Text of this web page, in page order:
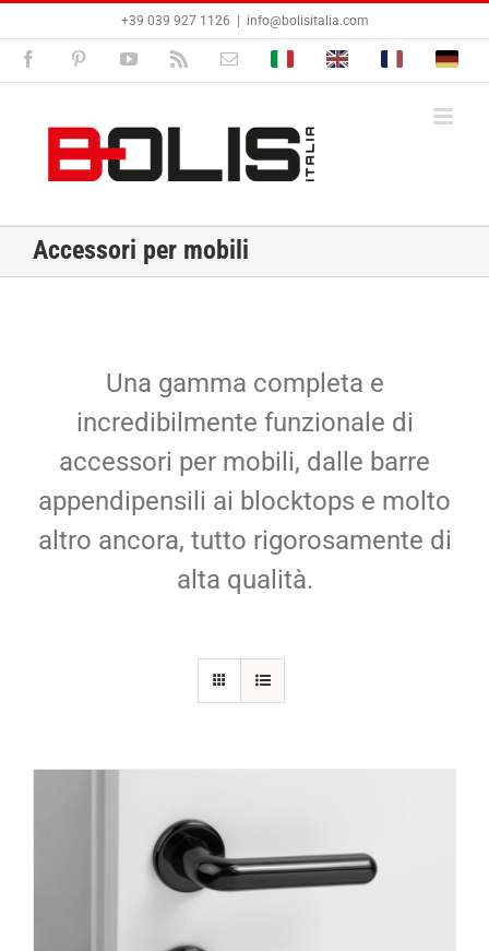
contenuto
+39 039 927 1126 info@bolisitalia.com
FacebookPinterestYouTube EmailBolisitalia.itBolisitalia.comBolisitalia.fr
Accessori per mobili
Una gamma completa e
incredibilmente funzionale di
accessori per mobili, dalle barre
appendipensili ai blocktops e molto
altro ancora, tutto rigorosamente di
alta qualità.